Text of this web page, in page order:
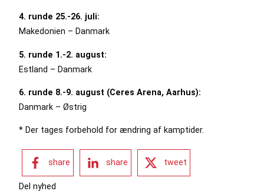
4. runde 25.-26. juli:
Makedonien – Danmark
5. runde 1.-2. august:
Estland – Danmark
6. runde 8.-9. august (Ceres Arena, Aarhus):
Danmark – Østrig
* Der tages forbehold for ændring af kamptider.
share share tweet
Del nyhed